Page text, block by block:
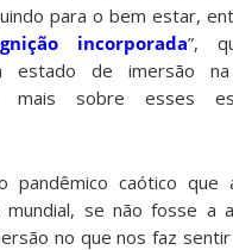
para o bem estar,
incorporada”,
estado de imersão
mais sobre esses
pandêmico caótico que
mundial, se não fosse a
no que nos faz